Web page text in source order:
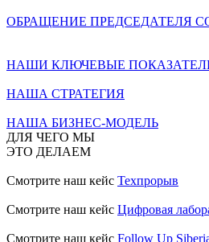
ОБРАЩЕНИЕ ПРЕДСЕДАТЕЛЯ
НАШИ КЛЮЧЕВЫЕ
НАША СТРАТЕГИЯ
НАША БИЗНЕС-МОДЕЛЬ
ДЛЯ ЧЕГО МЫ
ЭТО ДЕЛАЕМ
Смотрите наш кейс Техпрорыв
Смотрите наш кейс Цифровая
Смотрите наш кейс Follow Up